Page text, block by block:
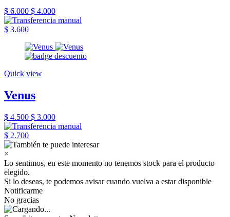
$ 6.000 $ 4.000
$ 3.600
Quick view
Venus
$ 4.500 $ 3.000
$ 2.700
×
Lo sentimos, en este momento no tenemos stock para el producto
elegido.
Si lo deseas, te podemos avisar cuando vuelva a estar disponible
Notificarme
No gracias